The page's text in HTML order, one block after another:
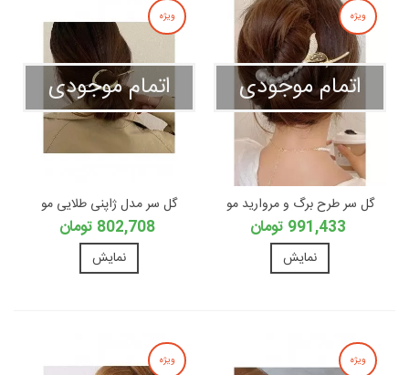
ویژه
اتمام موجودی
گل سر طرح برگ و مروارید مو
991,433 تومان
نمایش
ویژه
اتمام موجودی
گل سر مدل ژاپنی طلایی مو
802,708 تومان
نمایش
ویژه ویژه